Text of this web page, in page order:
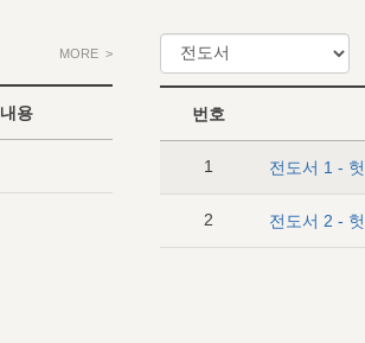
MORE >
내용 번호
1 전도서 1 -
2 전도서 2 -